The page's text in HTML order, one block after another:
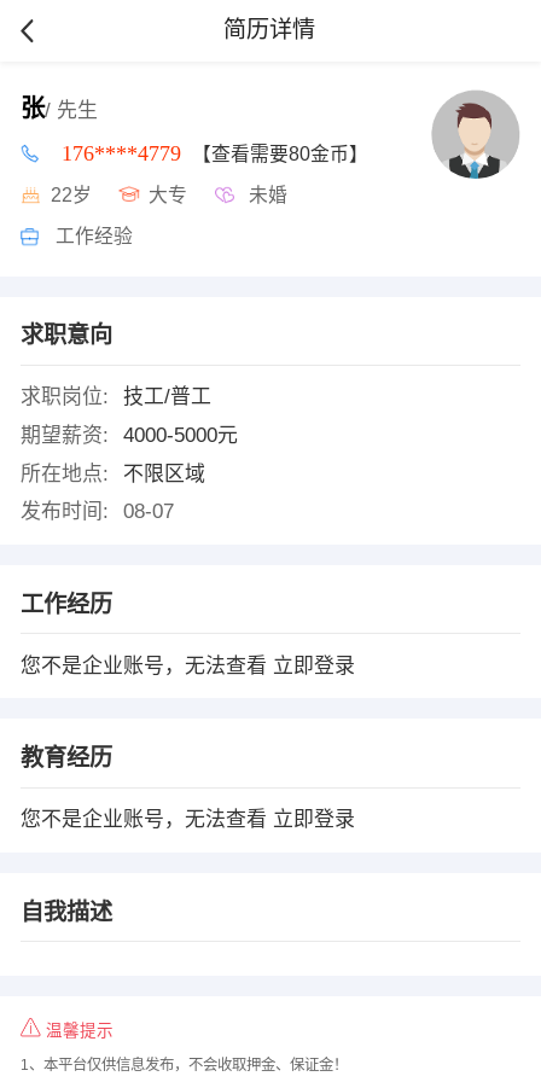
简历详情
张/ 先生
176****4779 【查看需要80金币】
22岁 大专 未婚
工作经验
求职意向
求职岗位:
技工/普工
期望薪资:
4000-5000元
所在地点:
不限区域
发布时间:
08-07
工作经历
您不是企业账号，无法查看 立即登录
教育经历
您不是企业账号，无法查看 立即登录
自我描述
温馨提示
1、本平台仅供信息发布，不会收取押金、保证金！